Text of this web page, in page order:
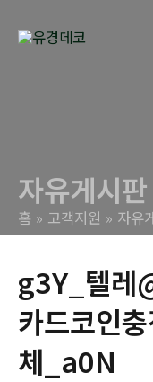
자유게시판
홈 고객지원 자유
g3Y_텔레
카드코인
체_a0N